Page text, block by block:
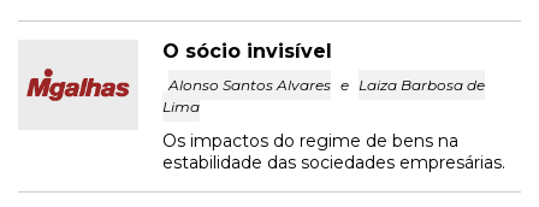
O sócio invisível
Alonso Santos Alvares e Laiza Barbosa de
Lima
Os impactos do regime de bens na
estabilidade das sociedades empresárias.